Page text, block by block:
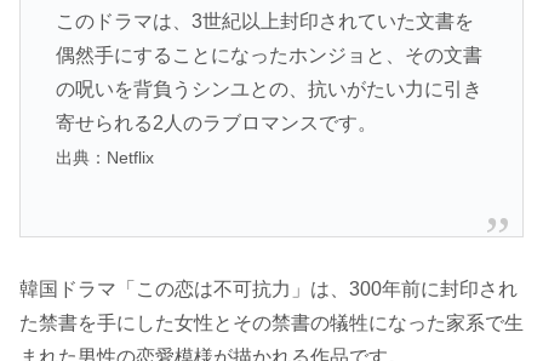
このドラマは、3世紀以上封印されていた文書を
偶然手にすることになったホンジョと、その文書
の呪いを背負うシンユとの、抗いがたい力に引き
寄せられる2人のラブロマンスです。
出典：Netflix
韓国ドラマ「この恋は不可抗力」は、300年前に封印され
た禁書を手にした女性とその禁書の犠牲になった家系で生